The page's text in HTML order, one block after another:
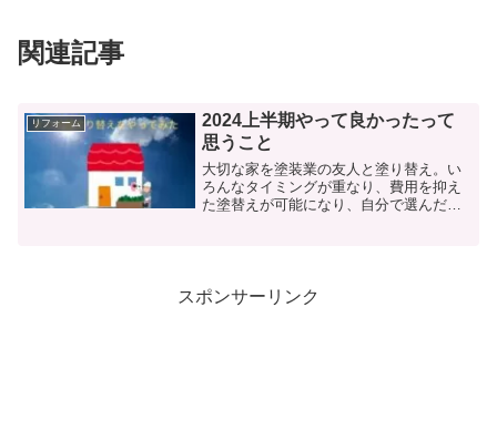
関連記事
リフォーム
2024上半期やって良かったって
思うこと
大切な家を塗装業の友人と塗り替え。い
ろんなタイミングが重なり、費用を抑え
た塗替えが可能になり、自分で選んだ色
スポンサーリンク